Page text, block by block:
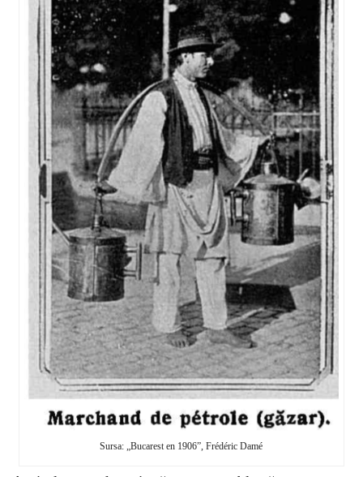
Sursa: „Bucarest en 1906”, Frédéric Damé